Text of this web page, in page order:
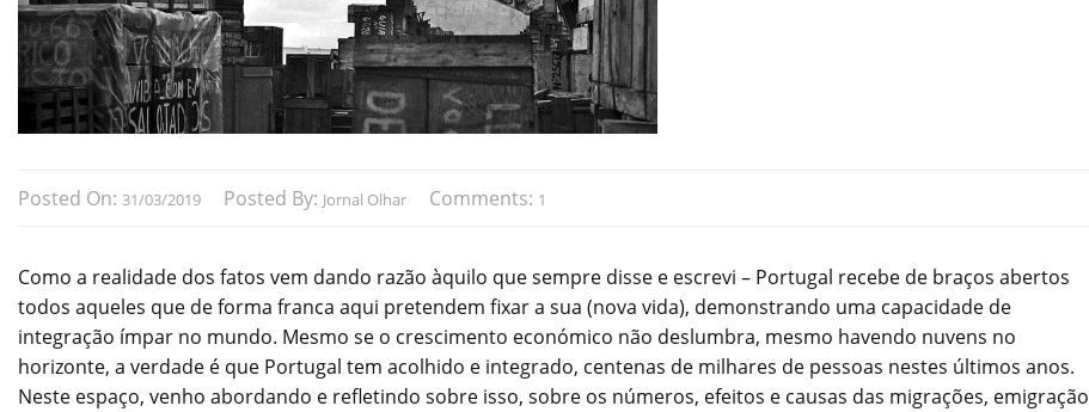
Posted On: 31/03/2019 Posted By: Jornal Olhar Comments: 1
Como a realidade dos fatos vem dando razão àquilo que sempre disse e escrevi – Portugal recebe de braços abertos
todos aqueles que de forma franca aqui pretendem fixar a sua (nova vida), demonstrando uma capacidade de
integração ímpar no mundo. Mesmo se o crescimento económico não deslumbra, mesmo havendo nuvens no
horizonte, a verdade é que Portugal tem acolhido e integrado, centenas de milhares de pessoas nestes últimos anos.
Neste espaço, venho abordando e refletindo sobre isso, sobre os números, efeitos e causas das migrações, emigração